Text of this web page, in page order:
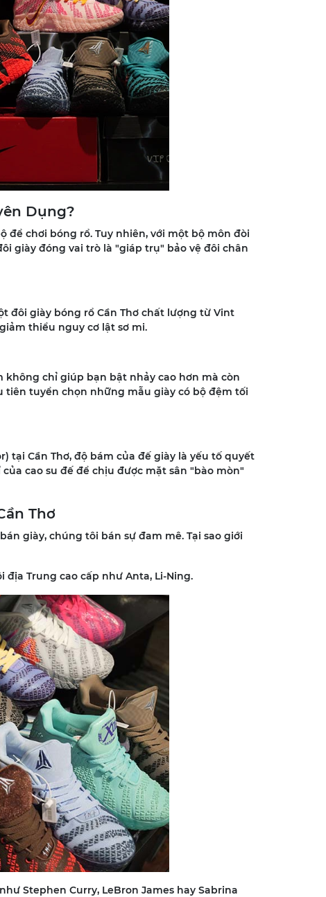
Dụng?
chơi bóng rổ. Tuy nhiên, với một bộ môn đòi
giày đóng vai trò là "giáp trụ" bảo vệ đôi chân
đôi giày bóng rổ Cần Thơ chất lượng từ Vint
thiểu nguy cơ lật sơ mi.
không chỉ giúp bạn bật nhảy cao hơn mà còn
tiên tuyển chọn những mẫu giày có bộ đệm tối
tại Cần Thơ, độ bám của đế giày là yếu tố quyết
cao su đế để chịu được mặt sân "bào mòn"
Thơ
giày, chúng tôi bán sự đam mê. Tại sao giới
địa Trung cao cấp như Anta, Li-Ning.
Stephen Curry, LeBron James hay Sabrina